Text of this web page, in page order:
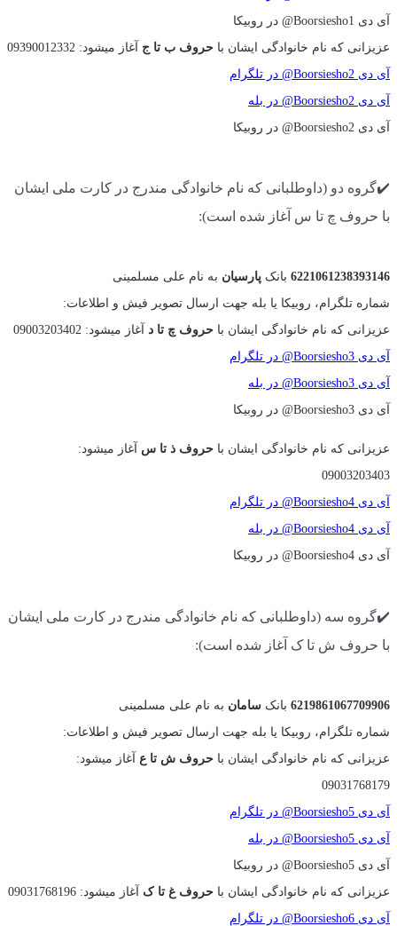
آی دی Boorsiesho1@ در روبیکا
عزیزانی که نام خانوادگی ایشان با حروف ب تا ج آغاز میشود: 09390012332
آی دی Boorsiesho2@ در تلگرام
آی دی Boorsiesho2@ در بله
آی دی Boorsiesho2@ در روبیکا
✔️گروه دو (داوطلبانی که نام خانوادگی مندرج در کارت ملی ایشان
با حروف چ تا س آغاز شده است):
6221061238393146 بانک پارسیان به نام علی مسلمینی
شماره تلگرام، روبیکا یا بله جهت ارسال تصویر فیش و اطلاعات:
عزیزانی که نام خانوادگی ایشان با حروف چ تا د آغاز میشود: 09003203402
آی دی Boorsiesho3@ در تلگرام
آی دی Boorsiesho3@ در بله
آی دی Boorsiesho3@ در روبیکا
عزیزانی که نام خانوادگی ایشان با حروف ذ تا س آغاز میشود:
09003203403
آی دی Boorsiesho4@ در تلگرام
آی دی Boorsiesho4@ در بله
آی دی Boorsiesho4@ در روبیکا
✔️گروه سه (داوطلبانی که نام خانوادگی مندرج در کارت ملی ایشان
با حروف ش تا ک آغاز شده است):
6219861067709906 بانک سامان به نام علی مسلمینی
شماره تلگرام، روبیکا یا بله جهت ارسال تصویر فیش و اطلاعات:
عزیزانی که نام خانوادگی ایشان با حروف ش تا ع آغاز میشود:
09031768179
آی دی Boorsiesho5@ در تلگرام
آی دی Boorsiesho5@ در بله
آی دی Boorsiesho5@ در روبیکا
عزیزانی که نام خانوادگی ایشان با حروف غ تا ک آغاز میشود: 09031768196
آی دی Boorsiesho6@ در تلگرام